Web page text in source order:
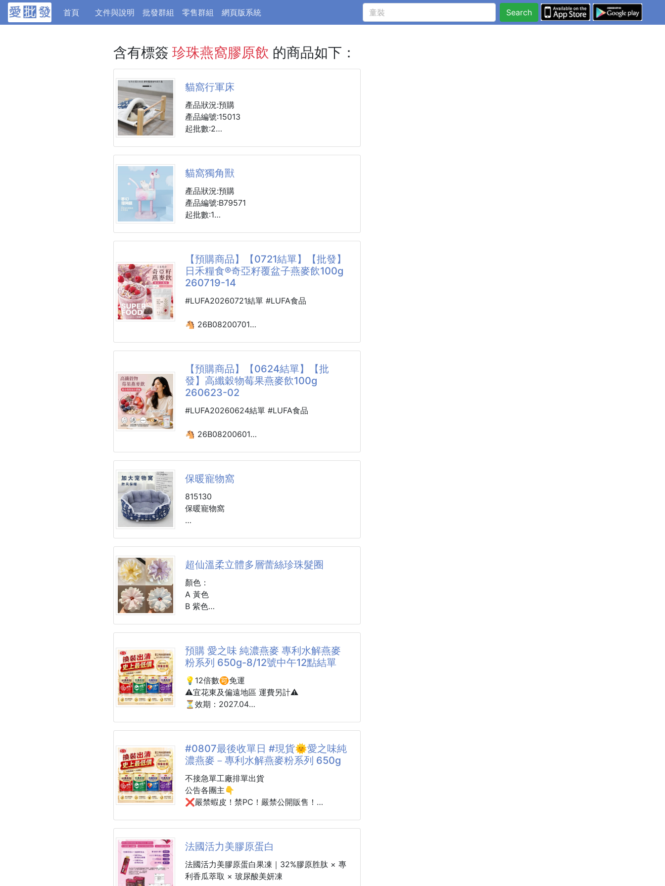
首頁(current)文件與說明 批發群組 零售群組 網頁版系統 Search
含有標簽 珍珠燕窩膠原飲 的商品如下：
貓窩行軍床
產品狀況:預購
產品編號:15013
起批數:2
內框 50*45*13cm
靠背 26 cm
帆布離地面 10cm 重約700g 適用於17kg內小
型貓和犬
產品特點
柔軟絨面/北極絨+法蘭絨/防潮防滑底
#貓窩 #行軍床
貓窩獨角獸
產品狀況:預購
產品編號:B79571
起批數:1
輕鬆營造浪漫的氣息
細滑柔軟的弧面
隧道內部和洞口經過長毛絨包邊,
呵護貓咪玩耍安全
嚴選6毫米9芯劍麻
所有板材均經過SGS國際檢測
0甲醛,品質呵護貓咪健康。
【預購商品】【0721結單】【批發】
日禾糧食®奇亞籽覆盆子燕麥飲100g
260719-14
#LUFA20260721結單 #LUFA食品
🐴 26B08200701
※廠商控價…零售價不可低於$99
上市狂銷破十萬包的傳奇‼️日禾糧食莓果飲全新
口味暴動登場🔥
如果你本來就是日禾糧食奇亞籽莓果飲的老
老實說，第一次知道要推出#奇亞籽覆盆子燕麥
我的第一個反應其實不是期待，而是懷疑🤔
因為原本的奇亞籽莓果飲真的已經太好喝了很
多人都是一次買五六包在囤🛒
甚至還有人直接說，家裡早餐已經離不開它了
【預購商品】【0624結單】【批
發】高纖穀物莓果燕麥飲100g
260623-02
#LUFA20260624結單 #LUFA食品
🐴 26B08200601
體態管理神隊友讓你拒絕罪惡感!!!
這杯「高纖穀物莓果燕麥飲」讓你飽足又輕盈
📌保存期限：一年(未開封)
📌保存方式：本產品含有
天然穀物成分，請置於
陰涼乾燥處，並避免陽光
直射與潮濕；開封後請
盡快食用完畢或置於冰箱
冷藏保存，以確保最佳
風味與避
保暖寵物窩
815130
保暖寵物窩
內部為飽絨毛材質，為寵物提供深度睡眠的舒
適體驗。
體營造出一種“飽滿舒適享受慵懶時光”的溫
橢圓形設計，外部為深藍色帶猫咪圖案的布
絨面材質，觸感柔軟，注重保暖。
超仙溫柔立體多層蕾絲珍珠髮圈
顏色：
A 黃色
B 紫色
規格：一組2入 （顏色可挑）
#配件 #髮飾 #髮圈
#蕾絲 #珍珠
預購 愛之味 純濃燕麥 專利水解燕麥
粉系列 650g-8/12號中午12點結單
💡12倍數🉑免運
⚠️宜花東及偏遠地區 運費另計⚠️
⏳效期：2027.04
🔥換裝出清限定價｜錯過不一定再有！
不是短效、不是瑕疵品！
只因商品即將換新包裝，原包裝限量出清，才
💥原價499元
👉一罐現省150元！
👍全系列使用專利水解燕麥粉，採獨家酵素水
解技術，保留燕麥膳食纖維β-聚葡萄糖；粉質
#0807最後收單日 #現貨🌞愛之味純
濃燕麥－專利水解燕麥粉系列 650g
不接急單工廠排單出貨
公告各團主👇
❌嚴禁蝦皮！禁PC！嚴禁公開販售！
🔥換裝出清限定價｜錯過不一定再有！
法國活力美膠原蛋白
法國活力美膠原蛋白果凍｜32%膠原胜肽 × 專
利香瓜萃取 × 玻尿酸美妍凍